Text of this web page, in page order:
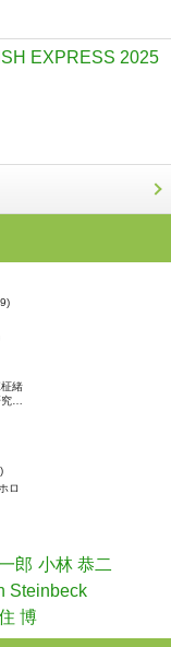
EXPRESS 2025
緒
…
ロ
郎 小林 恭二
Steinbeck
博